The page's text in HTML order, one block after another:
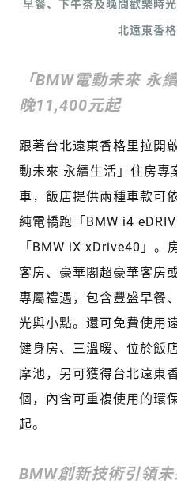
早餐、下午茶及晚間歡樂時
北遠東香格
「BMW電動未來
晚11,400元起
跟著台北遠東香格里拉開
動未來 永續生活」住房專
車，飯店提供兩種車款可
純電轎跑「BMW i4
「BMW iX xDrive40」。
客房、豪華閣超豪華客房
專屬禮遇，包含豐盛早餐
光與小點。還可免費使用
健身房、三溫暖、位於飯
摩池，另可獲得台北遠東
個，內含可重複使用的環
起。
BMW創新技術引領